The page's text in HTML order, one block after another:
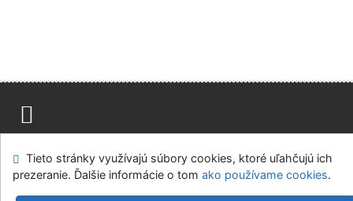
Modul OpenSearch
Napíšte nám Nastavenie cookies
Tieto stránky využívajú súbory cookies, ktoré uľahčujú ich
prezeranie. Ďalšie informácie o tom ako používame cookies.